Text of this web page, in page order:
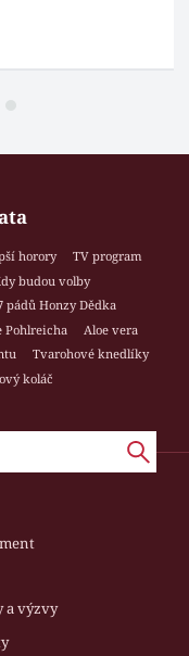
horory
TV program
budou volby
pádů Honzy Dědka
Pohlreicha
Aloe vera
Tvarohové knedlíky
koláč
a výzvy